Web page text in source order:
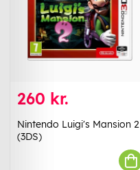
260 kr.
Nintendo Luigi's Mansion 2
(3DS)